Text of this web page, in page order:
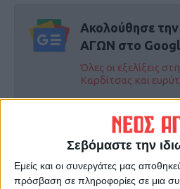
Σεβόμαστε την
Εμείς και οι συνεργάτες μας
πρόσβαση σε πληροφορίες σε μια
Ακολούθησε
ΑΓΩΝ στο
Όλες οι εξελίξεις
Καρδίτσας και
ΠΡΟΗΓΟΥΜΕΝΟ ΑΡΘΡΟ
Tο έπος της Οστάνδης